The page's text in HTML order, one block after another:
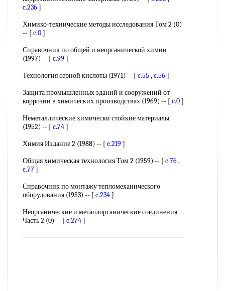
c.236]
Химико-технические методы исследования Том 2 (0)
-- [ c.0]
Справочник по общей и неорганической химии
(1997) -- [ c.99]
Технология серной кислоты (1971) -- [ c.55 ,c.56]
Защита промышленных зданий и сооружений от
коррозии в химических производствах (1969) -- [ c.0]
Неметаллические химически стойкие материалы
(1952) -- [ c.74]
Химия Издание 2 (1988) -- [ c.219]
Общая химическая технология Том 2 (1959) -- [ c.76,
c.77]
Справочник по монтажу тепломеханического
оборудования (1953) -- [ c.234]
Неорганические и металлорганические соединения
Часть 2 (0) -- [ c.274]